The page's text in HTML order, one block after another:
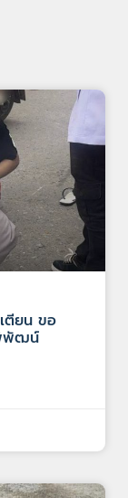
ตียน ขอ
พัฒน์